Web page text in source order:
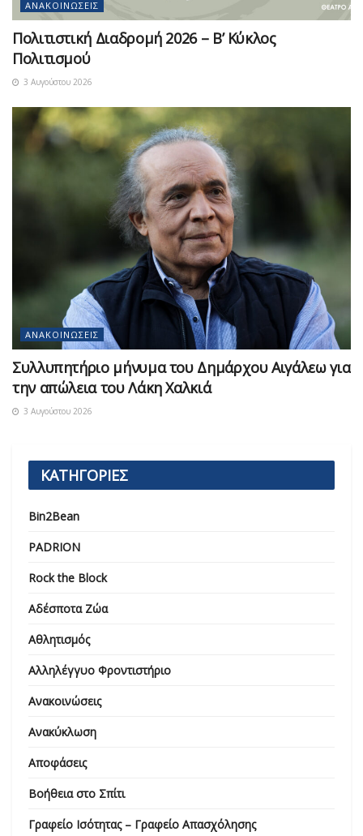
ΑΝΑΚΟΙΝΏΣΕΙΣ
Πολιτιστική Διαδρομή 2026 – Β’ Κύκλος
Πολιτισμού
3 Αυγούστου 2026
ΑΝΑΚΟΙΝΏΣΕΙΣ
Συλλυπητήριο μήνυμα του Δημάρχου Αιγάλεω για
την απώλεια του Λάκη Χαλκιά
3 Αυγούστου 2026
ΚΑΤΗΓΟΡΙΕΣ
Bin2Bean
PADRION
Rock the Block
Αδέσποτα Ζώα
Αθλητισμός
Αλληλέγγυο Φροντιστήριο
Ανακοινώσεις
Ανακύκλωση
Αποφάσεις
Βοήθεια στο Σπίτι
Γραφείο Ισότητας – Γραφείο Απασχόλησης